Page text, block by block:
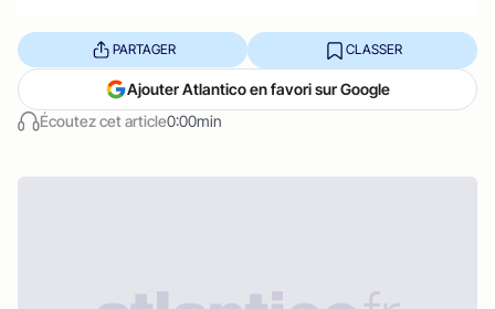
Écoutez cet article0:00min
PARTAGER CLASSER
Ajouter Atlantico en favori sur Google